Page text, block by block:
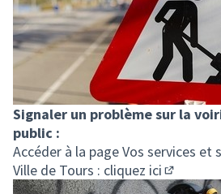
Signaler un problème sur la
public :
Accéder à la page Vos services et
Ville de Tours : cliquez ici
(Lien